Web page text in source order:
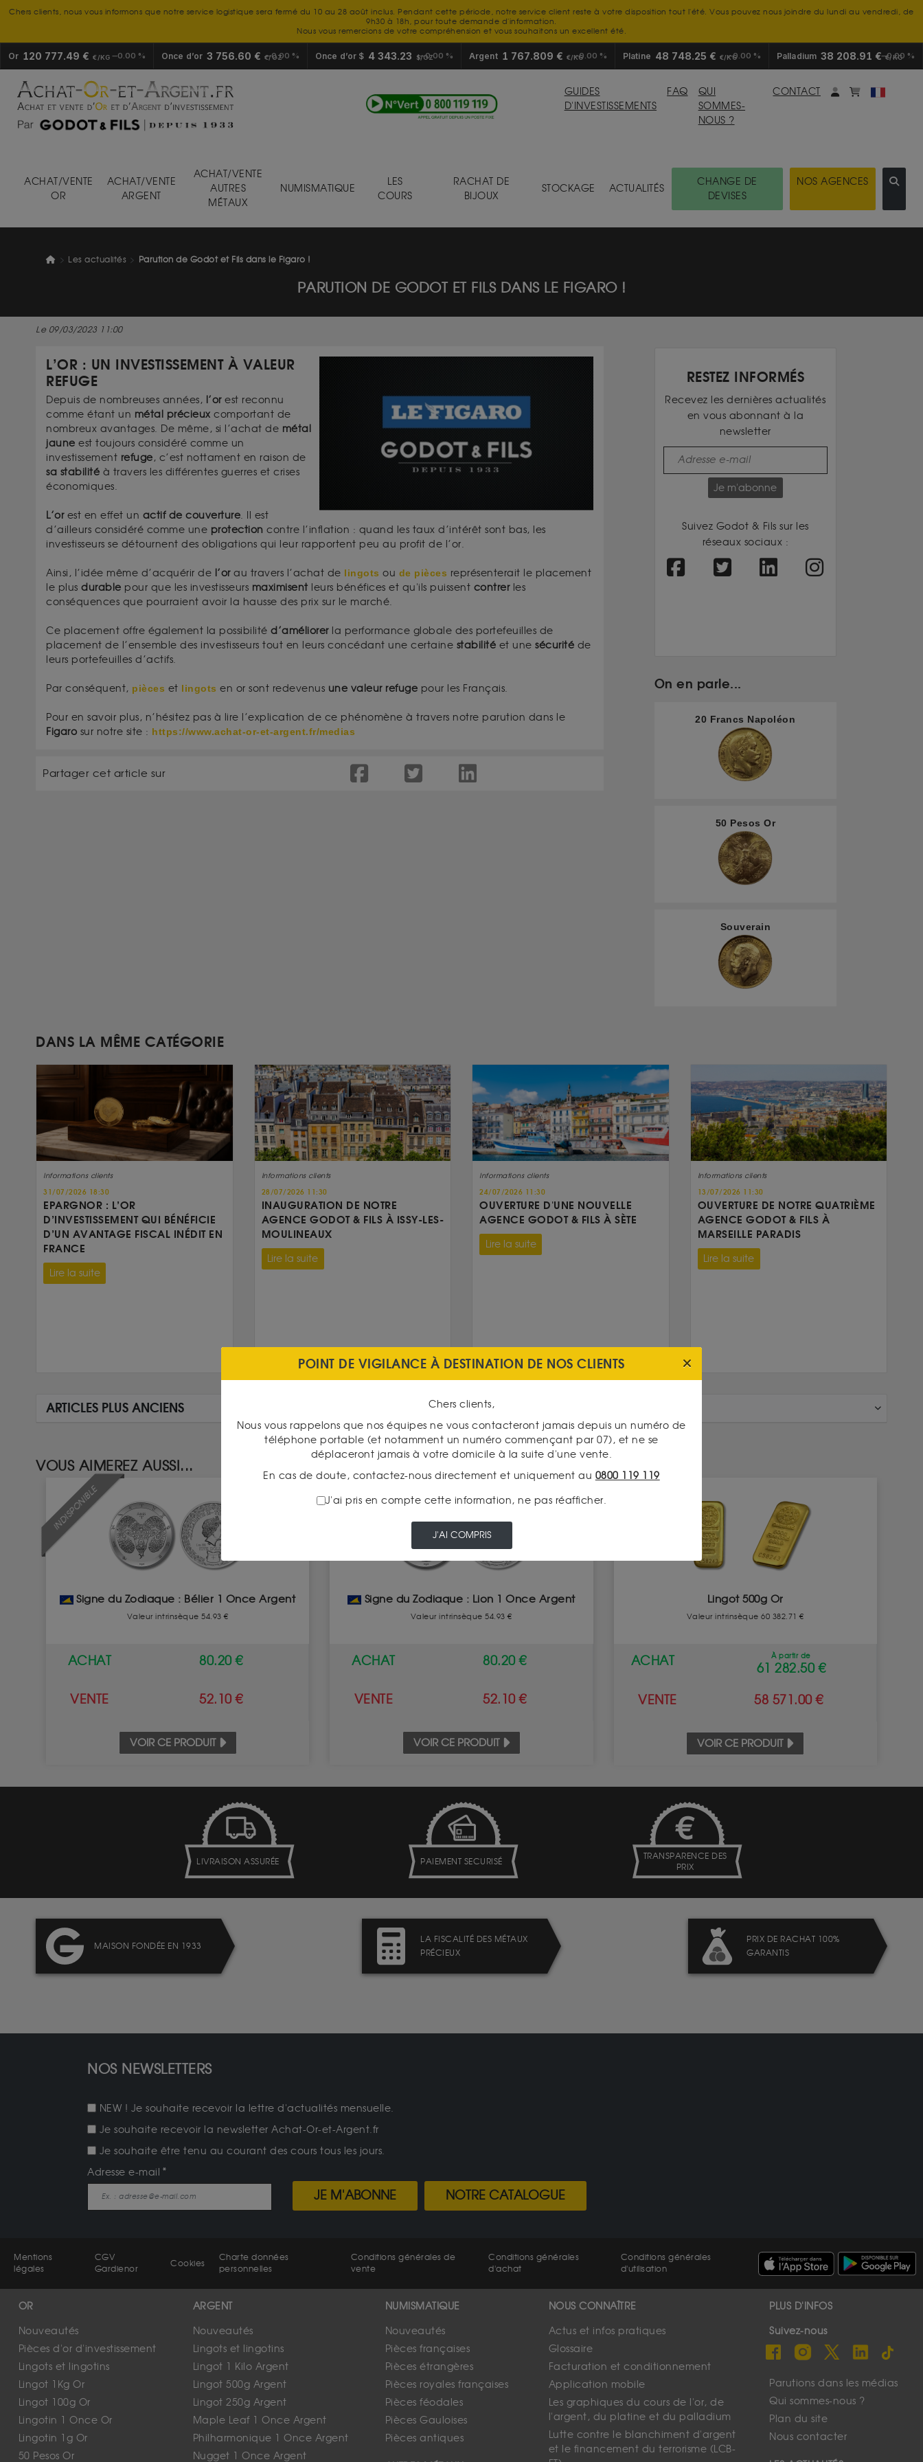
Chers clients, nous vous informons que notre service logistique sera fermé du 10 au 28 août inclus. Pendant cette période, notre service client reste à votre disposition tout l'été. Vous pouvez nous joindre du lundi au vendredi, de
9h30 à 18h, pour toute demande d'information.
Nous vous remercions de votre compréhension et vous souhaitons un excellent été.
Or 120 777.49 € €/KG 0.00 % Once d’or 3 756.60 € €/OZ
0.00 % Once d’or $ 4 343.23 $/OZ0.00 % Argent 1 767.809 € €/KG0.00 % Platine 48 748.25 € €/KG0.00 % Palladium 38 208.91 €€/KG
0.00 %
GUIDES
D'INVESTISSEMENTS
FAQ
QUI
SOMMES-
NOUS ?
CONTACT Mon compte
monpanier
ACHAT/VENTE
OR
ACHAT/VENTE
ARGENT
ACHAT/VENTE
AUTRES
MÉTAUX
NUMISMATIQUE
LES
COURS
RACHAT DE
BIJOUX
STOCKAGE ACTUALITÉS
CHANGE DE
DEVISES
NOS AGENCES
Les actualités Parution de Godot et Fils dans le Figaro !
PARUTION DE GODOT ET FILS DANS LE FIGARO !
Le 09/03/2023 11:00
L’OR : UN INVESTISSEMENT À VALEUR
REFUGE
Depuis de nombreuses années, l’orest reconnu
comme étant un métal précieux comportant de
nombreux avantages. De même, si l’achat de métal
jaune est toujours considéré comme un
investissement refuge, c’est nottament en raison de
sa stabilité à travers les différentes guerres et crises
économiques.
L’orest en effet un actif de couverture. Il est
d’ailleurs considéré comme une protection contre l’inflation : quand les taux d’intérêt sont bas, les
investisseurs se détournent des obligations qui leur rapportent peu au profit de l’or.
Ainsi, l’idée même d’acquérir de l’orau travers l’achat de lingots ou de pièces représenterait le placement
le plus durable pour que les investisseurs maximisent leurs bénéfices et qu'ils puissent contrerles
conséquences que pourraient avoir la hausse des prix sur le marché.
Ce placement offre également la possibilité d’améliorerla performance globale des portefeuilles de
placement de l’ensemble des investisseurs tout en leurs concédant une certaine stabilité et une sécurité de
leurs portefeuilles d’actifs.
Par conséquent, pièces et lingots en or sont redevenus une valeur refuge pour les Français.
Pour en savoir plus, n’hésitez pas à lire l’explication de ce phénomène à travers notre parution dans le
Figaro sur notre site : https://www.achat-or-et-argent.fr/medias
Partager cet article sur
RESTEZ INFORMÉS
Recevez les dernières actualités
en vous abonnant à la
newsletter
Je m'abonne
Suivez Godot & Fils sur les
réseaux sociaux :
On en parle...
20 Francs Napoléon
50 Pesos Or
Souverain
DANS LA MÊME CATÉGORIE
Informations clients
31/07/2026 18:30
EPARGNOR : L’OR
D’INVESTISSEMENT QUI BÉNÉFICIE
D’UN AVANTAGE FISCAL INÉDIT EN
FRANCE
Lire la suite
Informations clients
28/07/2026 11:30
INAUGURATION DE NOTRE
AGENCE GODOT & FILS À ISSY-LES-
MOULINEAUX
Lire la suite
Informations clients
24/07/2026 11:30
OUVERTURE D'UNE NOUVELLE
AGENCE GODOT & FILS À SÈTE
Lire la suite
Informations clients
13/07/2026 11:30
OUVERTURE DE NOTRE QUATRIÈME
AGENCE GODOT & FILS À
MARSEILLE PARADIS
Lire la suite
ARTICLES PLUS ANCIENS
VOUS AIMEREZ AUSSI...
INDISPONIBLE
Signe du Zodiaque : Bélier 1 Once Argent
Valeur intrinsèque 54.93 €
ACHAT 80.20 €
VENTE 52.10 €
VOIR CE PRODUIT
INDISPONIBLE
Signe du Zodiaque : Lion 1 Once Argent
Valeur intrinsèque 54.93 €
ACHAT 80.20 €
VENTE 52.10 €
VOIR CE PRODUIT
Lingot 500g Or
Valeur intrinsèque 60 382.71 €
ACHAT À partir de
61 282.50 €
VENTE 58 571.00 €
VOIR CE PRODUIT
LIVRAISON ASSURÉE PAIEMENT SECURISÉ
TRANSPARENCE DES
PRIX
MAISON FONDÉE EN 1933
LA FISCALITÉ DES MÉTAUX
PRÉCIEUX
PRIX DE RACHAT 100%
GARANTIS
NOS NEWSLETTERS
NEW ! Je souhaite recevoir la lettre d'actualités mensuelle.
Je souhaite recevoir la newsletter Achat-Or-et-Argent.fr
Je souhaite être tenu au courant des cours tous les jours.
Adresse e-mail
JE M'ABONNE NOTRE CATALOGUE
Mentions
légales
CGV
Gardienor
Cookies
Charte données
personnelles
Conditions générales de
vente
Conditions générales
d'achat
Conditions générales
d'utilisation
OR
Nouveautés
Pièces d'or d'investissement
Lingots et lingotins
Lingot 1Kg Or
Lingot 100g Or
Lingotin 1 Once Or
Lingotin 1g Or
50 Pesos Or
ARGENT
Nouveautés
Lingots et lingotins
Lingot 1 Kilo Argent
Lingot 500g Argent
Lingot 250g Argent
Maple Leaf 1 Once Argent
Philharmonique 1 Once Argent
Nugget 1 Once Argent
NUMISMATIQUE
Nouveautés
Pièces françaises
Pièces étrangères
Pièces royales françaises
Pièces féodales
Pièces Gauloises
Pièces antiques
NOUS CONNAÎTRE
Actus et infos pratiques
Glossaire
Facturation et conditionnement
Application mobile
Les graphiques du cours de l'or, de
l'argent, du platine et du palladium
Lutte contre le blanchiment d'argent
et le financement du terrorisme (LCB-
PLUS D'INFOS
Suivez-nous
Parutions dans les médias
Qui sommes-nous ?
Plan du site
Nous contacter
POINT DE VIGILANCE À DESTINATION DE NOS CLIENTS
Chers clients,
Nous vous rappelons que nos équipes ne vous contacteront jamais depuis un numéro de
téléphone portable (et notamment un numéro commençant par 07), et ne se
déplaceront jamais à votre domicile à la suite d'une vente.
En cas de doute, contactez-nous directement et uniquement au 0800 119 119
J'ai pris en compte cette information, ne pas réafficher.
J'AI COMPRIS